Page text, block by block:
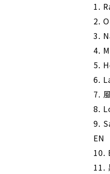
1.
2.
3.
4.
5.
6.
7.
8.
9.
EN
10.
11.